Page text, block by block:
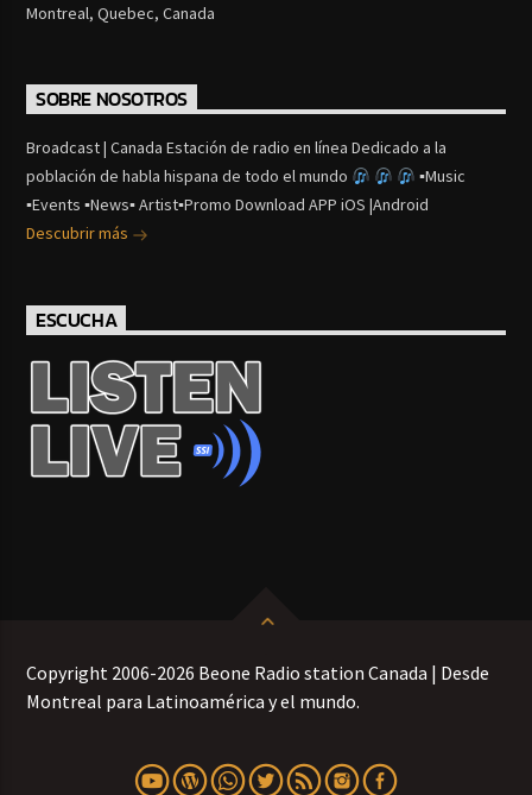
Montreal, Quebec, Canada
SOBRE NOSOTROS
Broadcast | Canada Estación de radio en línea Dedicado a la
población de habla hispana de todo el mundo
▪Music
▪Events ▪News▪ Artist▪Promo Download APP iOS |Android
Descubrir más
ESCUCHA
Copyright 2006-2026 Beone Radio station Canada | Desde
Montreal para Latinoamérica y el mundo.